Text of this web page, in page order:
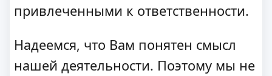
привлеченными к ответственности.
Надеемся, что Вам понятен смысл
нашей деятельности. Поэтому мы не